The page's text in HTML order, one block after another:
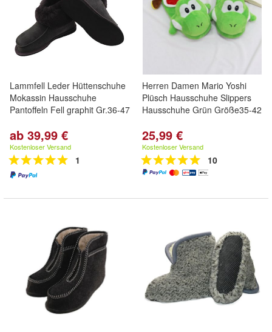
Lammfell Leder Hüttenschuhe
Mokassin Hausschuhe
Pantoffeln Fell graphit Gr.36-47
ab 39,99 €
Kostenloser Versand
1
Herren Damen Mario Yoshi
Plüsch Hausschuhe Slippers
Hausschuhe Grün Größe35-42
25,99 €
Kostenloser Versand
10